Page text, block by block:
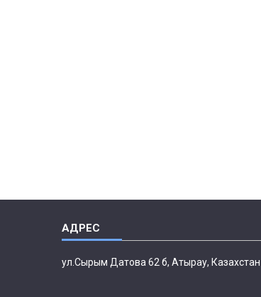
ул.Сырым Датова 62 б, Атырау, Казахстан